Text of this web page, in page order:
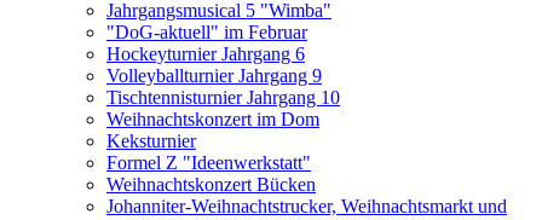
Jahrgangsmusical 5 "Wimba"
"DoG-aktuell" im Februar
Hockeyturnier Jahrgang 6
Volleyballturnier Jahrgang 9
Tischtennisturnier Jahrgang 10
Weihnachtskonzert im Dom
Keksturnier
Formel Z "Ideenwerkstatt"
Weihnachtskonzert Bücken
Johanniter-Weihnachtstrucker, Weihnachtsmarkt und